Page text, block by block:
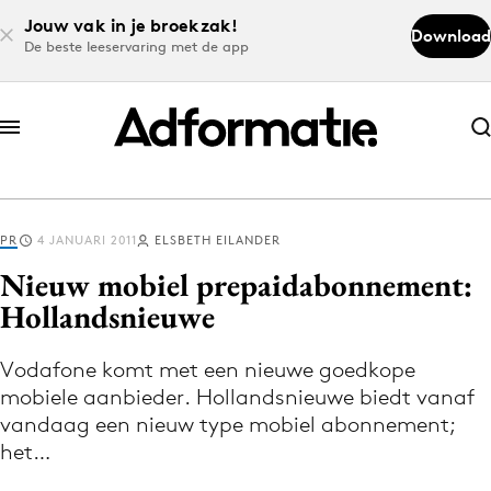
Jouw vak in je broekzak!
De beste leeservaring met de app
Download
Abonneer nu
Abonneer nu
Log in
Volg het laatste nieuws via de Adformatie
Nieuws app
PR 4 JANUARI 2011 ELSBETH EILANDER
Nieuw mobiel prepaidabonnement:
Hollandsnieuwe
Vodafone komt met een nieuwe goedkope
mobiele aanbieder. Hollandsnieuwe biedt vanaf
vandaag een nieuw type mobiel abonnement;
het…